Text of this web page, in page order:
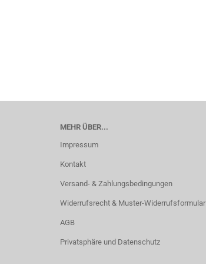
MEHR ÜBER...
Impressum
Kontakt
Versand- & Zahlungsbedingungen
Widerrufsrecht & Muster-Widerrufsformular
AGB
Privatsphäre und Datenschutz